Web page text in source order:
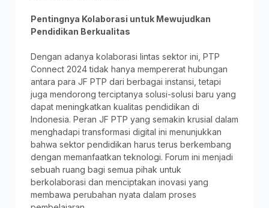
Pentingnya Kolaborasi untuk Mewujudkan
Pendidikan Berkualitas
Dengan adanya kolaborasi lintas sektor ini, PTP
Connect 2024 tidak hanya mempererat hubungan
antara para JF PTP dari berbagai instansi, tetapi
juga mendorong terciptanya solusi-solusi baru yang
dapat meningkatkan kualitas pendidikan di
Indonesia. Peran JF PTP yang semakin krusial dalam
menghadapi transformasi digital ini menunjukkan
bahwa sektor pendidikan harus terus berkembang
dengan memanfaatkan teknologi. Forum ini menjadi
sebuah ruang bagi semua pihak untuk
berkolaborasi dan menciptakan inovasi yang
membawa perubahan nyata dalam proses